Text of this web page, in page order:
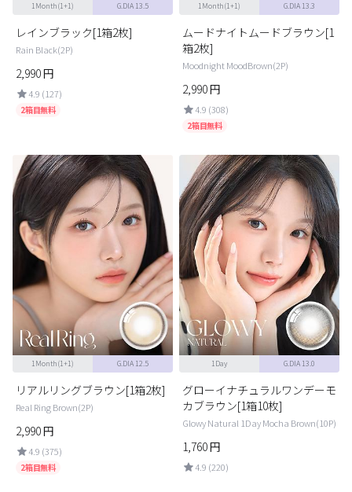
1Month(1+1) G.DIA 13.5
レインブラック[1箱2枚]
Rain Black(2P)
2,990円
4.9 (127)
2箱目無料
1Month(1+1) G.DIA 13.3
ムードナイトムードブラウン[1
箱2枚]
Moodnight MoodBrown(2P)
2,990円
4.9 (308)
2箱目無料
1Month(1+1) G.DIA 12.5
リアルリングブラウン[1箱2枚]
Real Ring Brown(2P)
2,990円
4.9 (375)
2箱目無料
1Day G.DIA 13.0
グローイナチュラルワンデーモ
カブラウン[1箱10枚]
Glowy Natural 1Day Mocha Brown(10P)
1,760円
4.9 (220)